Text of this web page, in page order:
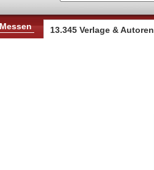
13.345 Verlage & Autoren